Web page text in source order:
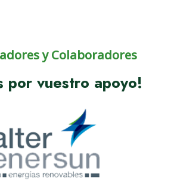
y Colaboradores
por vuestro apoyo!